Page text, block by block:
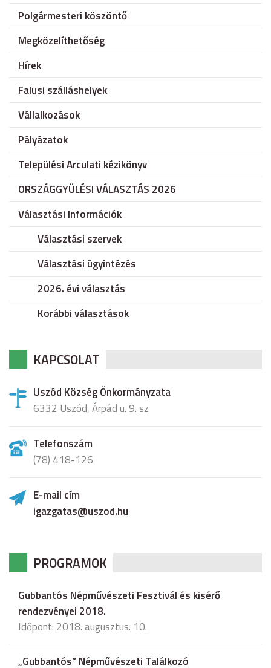
Polgármesteri köszöntő
Megközelíthetőség
Hírek
Falusi szálláshelyek
Vállalkozások
Pályázatok
Települési Arculati kézikönyv
ORSZÁGGYÜLÉSI VÁLASZTÁS 2026
Választási Információk
Választási szervek
Választási ügyintézés
2026. évi választás
Korábbi választások
KAPCSOLAT
Uszód Község Önkormányzata
6332 Uszód, Árpád u. 9. sz
Telefonszám
(78) 418-126
E-mail cím
igazgatas@uszod.hu
PROGRAMOK
Gubbantós Népművészeti Fesztivál és kisérő
rendezvényei 2018.
Időpont: 2018. augusztus. 10.
„Gubbantós” Népművészeti Találkozó